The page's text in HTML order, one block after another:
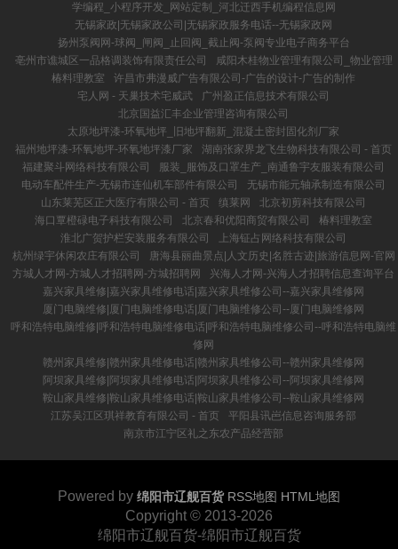
学编程_小程序开发_网站定制_河北迁西手机编程信息网
无锡家政|无锡家政公司|无锡家政服务电话--无锡家政网
扬州泵阀网-球阀_闸阀_止回阀_截止阀-泵阀专业电子商务平台
亳州市谯城区一品格调装饰有限责任公司
咸阳木桂物业管理有限公司_物业管理
椿料理教室
许昌市弗漫威广告有限公司-广告的设计-广告的制作
宅人网 - 天巢技术宅威武
广州盈正信息技术有限公司
北京国益汇丰企业管理咨询有限公司
太原地坪漆-环氧地坪_旧地坪翻新_混凝土密封固化剂厂家
福州地坪漆-环氧地坪-环氧地坪漆厂家
湖南张家界龙飞生物科技有限公司 - 首页
福建聚斗网络科技有限公司
服装_服饰及口罩生产_南通鲁宇友服装有限公司
电动车配件生产-无锡市连仙机车部件有限公司
无锡市能元轴承制造有限公司
山东莱芜区正大医疗有限公司 - 首页
缜莱网
北京初剪科技有限公司
海口覃橙碌电子科技有限公司
北京春和优阳商贸有限公司
椿料理教室
淮北广贺护栏安装服务有限公司
上海钲占网络科技有限公司
杭州绿宇休闲农庄有限公司
唐海县丽曲景点|人文历史|名胜古迹|旅游信息网-官网
方城人才网-方城人才招聘网-方城招聘网
兴海人才网-兴海人才招聘信息查询平台
嘉兴家具维修|嘉兴家具维修电话|嘉兴家具维修公司--嘉兴家具维修网
厦门电脑维修|厦门电脑维修电话|厦门电脑维修公司--厦门电脑维修网
呼和浩特电脑维修|呼和浩特电脑维修电话|呼和浩特电脑维修公司--呼和浩特电脑维
修网
赣州家具维修|赣州家具维修电话|赣州家具维修公司--赣州家具维修网
阿坝家具维修|阿坝家具维修电话|阿坝家具维修公司--阿坝家具维修网
鞍山家具维修|鞍山家具维修电话|鞍山家具维修公司--鞍山家具维修网
江苏吴江区琪祥教育有限公司 - 首页
平阳县讯岜信息咨询服务部
南京市江宁区礼之东农产品经营部
Powered by 绵阳市辽舰百货 RSS地图 HTML地图
Copyright © 2013-2026
绵阳市辽舰百货-绵阳市辽舰百货